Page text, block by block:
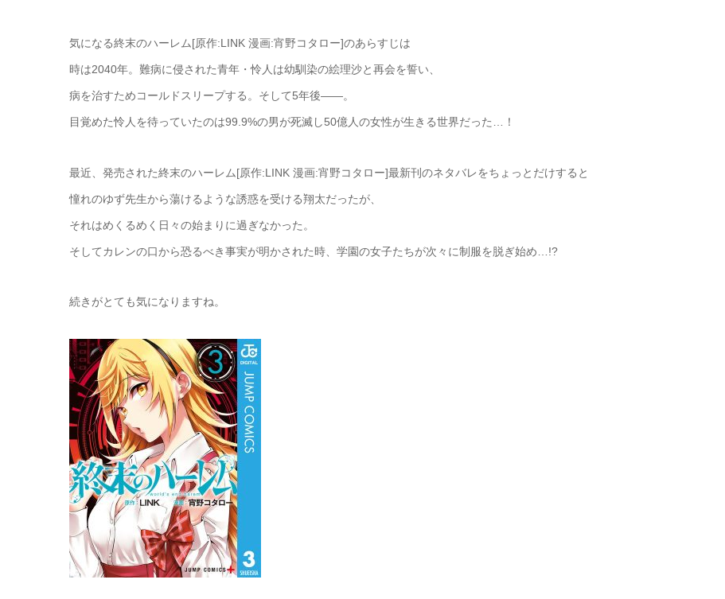
気になる終末のハーレム[原作:LINK 漫画:宵野コタロー]のあらすじは
時は2040年。難病に侵された青年・怜人は幼馴染の絵理沙と再会を誓い、
病を治すためコールドスリープする。そして5年後――。
目覚めた怜人を待っていたのは99.9%の男が死滅し50億人の女性が生きる世界だった…！
最近、発売された終末のハーレム[原作:LINK 漫画:宵野コタロー]最新刊のネタバレをちょっとだけすると
憧れのゆず先生から蕩けるような誘惑を受ける翔太だったが、
それはめくるめく日々の始まりに過ぎなかった。
そしてカレンの口から恐るべき事実が明かされた時、学園の女子たちが次々に制服を脱ぎ始め…!?
続きがとても気になりますね。